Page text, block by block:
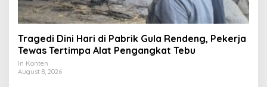
Tragedi Dini Hari di Pabrik Gula Rendeng, Pekerja
Tewas Tertimpa Alat Pengangkat Tebu
In Konten
August 8, 2026